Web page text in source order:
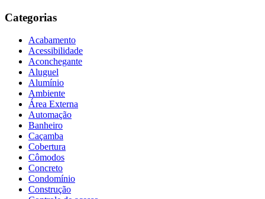
Categorias
Acabamento
Acessibilidade
Aconchegante
Aluguel
Alumínio
Ambiente
Área Externa
Automação
Banheiro
Caçamba
Cobertura
Cômodos
Concreto
Condomínio
Construção